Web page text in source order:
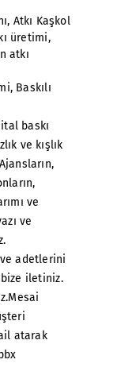
, Atkı Kaşkol
üretimi,
atkı
Baskılı
baskı
ve kışlık
ve
ve
adetlerini
iletiniz.
atarak